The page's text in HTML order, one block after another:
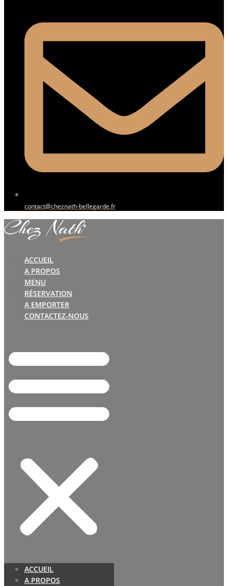
contact@cheznath-bellegarde.fr
ACCUEIL
A PROPOS
MENU
RÉSERVATION
A EMPORTER
CONTACTEZ-NOUS
ACCUEIL
A PROPOS